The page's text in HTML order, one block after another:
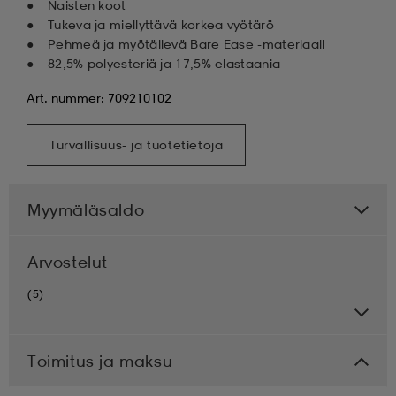
Naisten koot
Tukeva ja miellyttävä korkea vyötärö
Pehmeä ja myötäilevä Bare Ease -materiaali
82,5% polyesteriä ja 17,5% elastaania
Art. nummer: 709210102
Turvallisuus- ja tuotetietoja
Myymäläsaldo
Arvostelut
(5)
Toimitus ja maksu